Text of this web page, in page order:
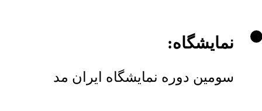
نمایشگاه:
سومین دوره نمایشگاه ایران مد